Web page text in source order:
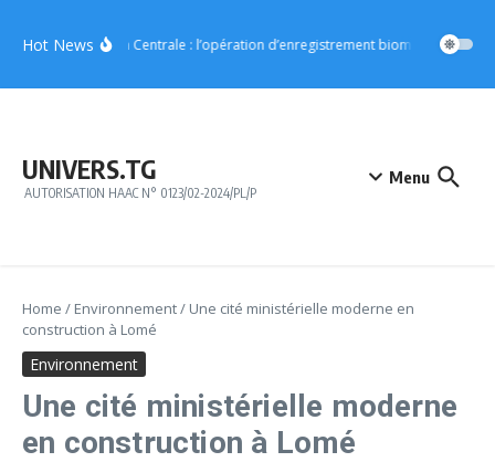
Hot NewsRégion Centrale : l’opération d’enregistrement biométrique
UNIVERS.TG
AUTORISATION HAAC N° 0123/02-2024/PL/P
Menu
Home / Environnement/ Une cité ministérielle moderne en
construction à Lomé
Environnement
Une cité ministérielle moderne
en construction à Lomé